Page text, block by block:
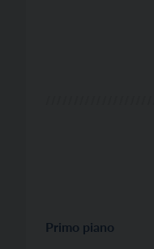
Primo piano